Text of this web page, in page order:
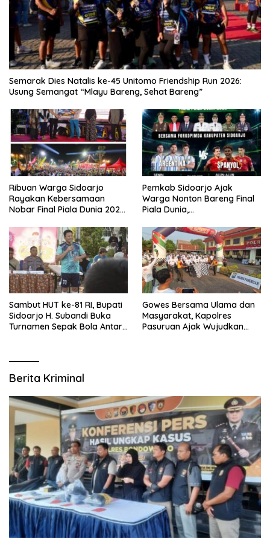
Semarak Dies Natalis ke-45 Unitomo Friendship Run 2026:
Usung Semangat “Mlayu Bareng, Sehat Bareng”
Ribuan Warga Sidoarjo
Rayakan Kebersamaan
Nobar Final Piala Dunia 2026
Forkopimda
Pemkab Sidoarjo Ajak
Warga Nonton Bareng Final
Piala Dunia,
Sambut HUT ke-81 RI, Bupati
Sidoarjo H. Subandi Buka
Turnamen Sepak Bola Antar
Gowes Bersama Ulama dan
Masyarakat, Kapolres
Pasuruan Ajak Wujudkan
Berita Kriminal